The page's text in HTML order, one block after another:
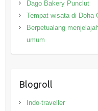
Dago Bakery Punclut
Tempat wisata di Doha
Berpetualang
umum
Blogroll
Indo-traveller